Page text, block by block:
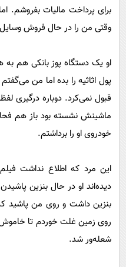
برای پرداخت مالیات بفروشم.
وقتی من را در حال فروش
او یک دستگاه پوز بانکی هم
پول اثاثیه را بده اما من
قبول نمی‌کرد. دوباره درگیری
ماشینش نشسته بود باز هم
خودروی او را برداشتم.
این مرد که اطلاع نداشت
دیده‌اند او در حال بنزین
بنزین داشت و روی من پاشید
روی زمین غلت خوردم تا
شعله‌ور شد.